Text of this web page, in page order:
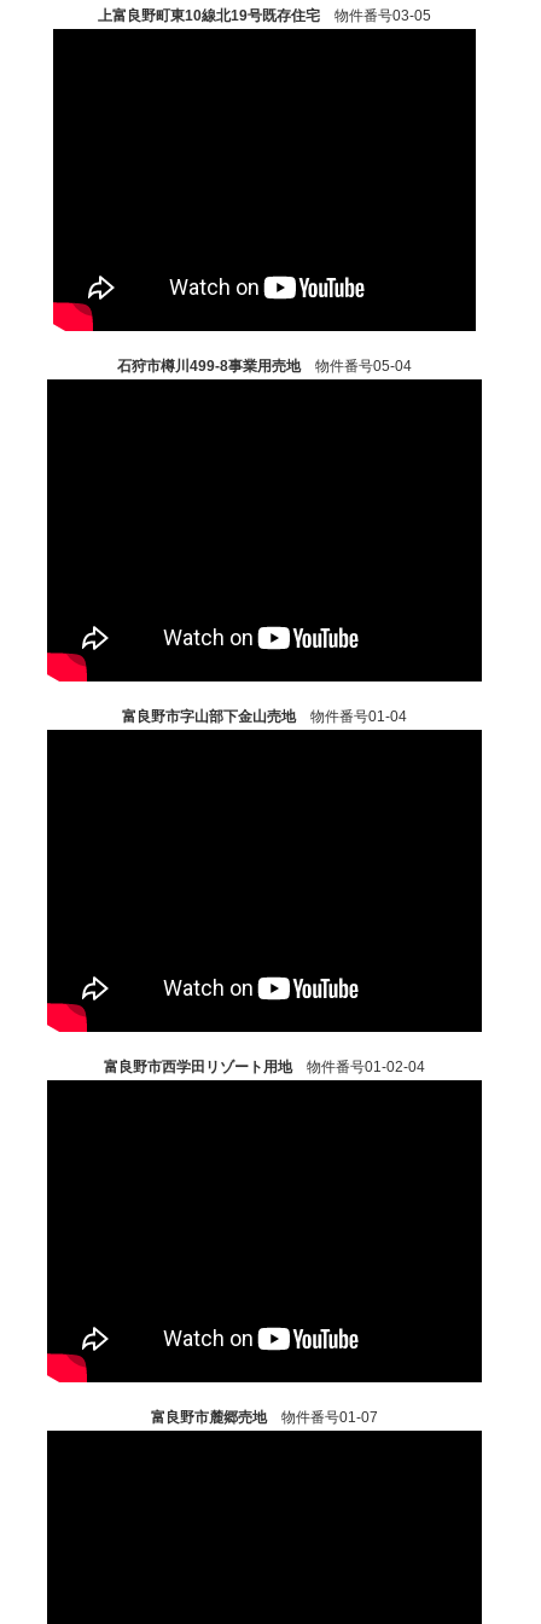
上富良野町東10線北19号既存住宅 物件番号03-05
石狩市樽川499-8事業用売地物件番号05-04
富良野市字山部下金山売地物件番号01-04
富良野市西学田リゾート用地物件番号01-02-04
富良野市麓郷売地物件番号01-07